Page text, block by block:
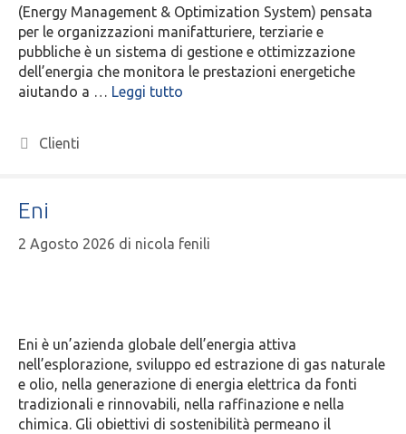
(Energy Management & Optimization System) pensata
per le organizzazioni manifatturiere, terziarie e
pubbliche è un sistema di gestione e ottimizzazione
dell’energia che monitora le prestazioni energetiche
aiutando a … Leggi tutto
Clienti
Eni
2 Agosto 2026 di nicola fenili
Eni è un’azienda globale dell’energia attiva
nell’esplorazione, sviluppo ed estrazione di gas naturale
e olio, nella generazione di energia elettrica da fonti
tradizionali e rinnovabili, nella raffinazione e nella
chimica. Gli obiettivi di sostenibilità permeano il